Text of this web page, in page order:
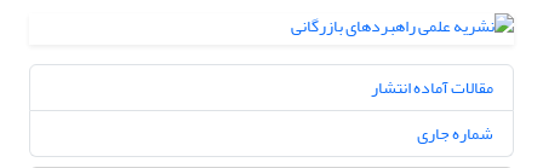
مقالات آماده انتشار
شماره جاری